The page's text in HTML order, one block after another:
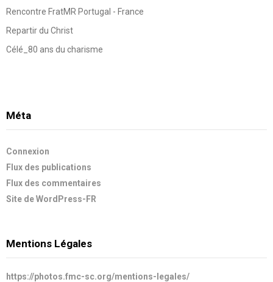
Rencontre FratMR Portugal - France
Repartir du Christ
Célé_80 ans du charisme
Méta
Connexion
Flux des publications
Flux des commentaires
Site de WordPress-FR
Mentions Légales
https://photos.fmc-sc.org/mentions-legales/